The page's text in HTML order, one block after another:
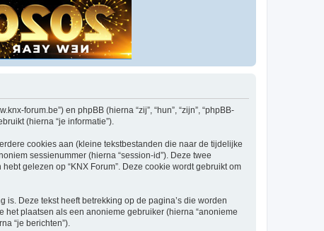
forum.be”) en phpBB (hierna “zij”, “hun”, “zijn”, “phpBB-
(hierna “je informatie”).
cookies aan (kleine tekstbestanden die naar de tijdelijke
sessienummer (hierna “session-id”). Deze twee
gelezen op “KNX Forum”. Deze cookie wordt gebruikt om
Deze tekst heeft betrekking op de pagina’s die worden
plaatsen als een anonieme gebruiker (hierna “anonieme
“je berichten”).